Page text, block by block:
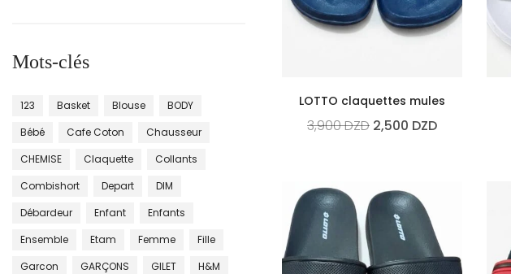
Mots-clés
123 Basket Blouse
BODY
Bébé
Cafe Coton
Chausseur
CHEMISE
Claquette
Collants
Combishort
Depart
DIM
Débardeur
Enfant
Enfants
Ensemble
Etam Femme
Fille
Garcon
GARÇONS GILET
H&m
LOTTO claquettes mules
3,900DZD 2,500 DZD